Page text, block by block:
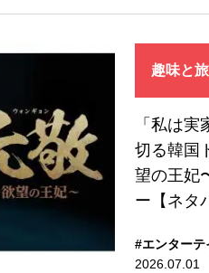
趣味と
「私は
切る韓国
望の王妃
ー【ネタ
#エンターテ
2026.07.01